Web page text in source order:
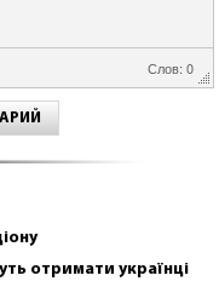
Слов: 0
отримати українці